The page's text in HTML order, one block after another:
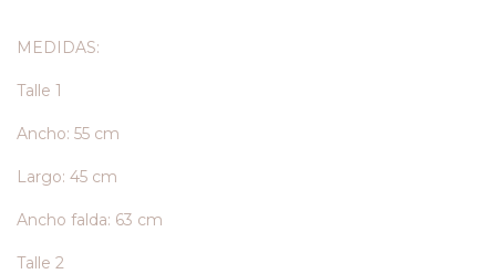
MEDIDAS:
Talle 1
Ancho: 55 cm
Largo: 45 cm
Ancho falda: 63 cm
Talle 2